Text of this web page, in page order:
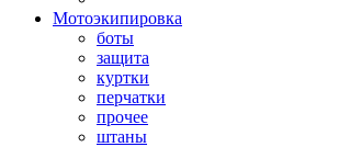
Мотоэкипировка
боты
защита
куртки
перчатки
прочее
штаны